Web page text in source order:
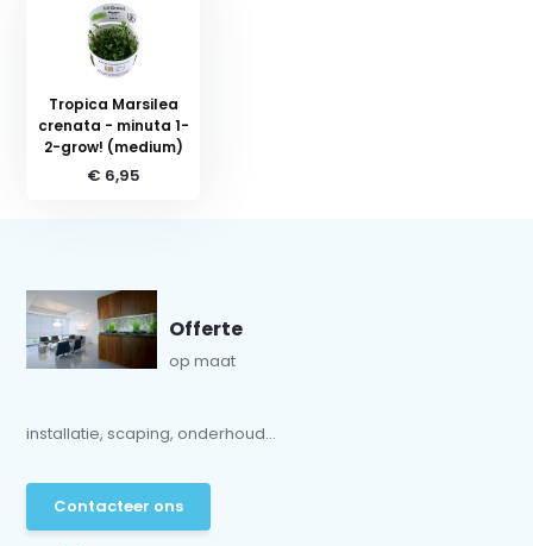
Tropica Marsilea
crenata - minuta 1-
2-grow! (medium)
€ 6,95
Offerte
op maat
installatie, scaping, onderhoud...
Contacteer ons